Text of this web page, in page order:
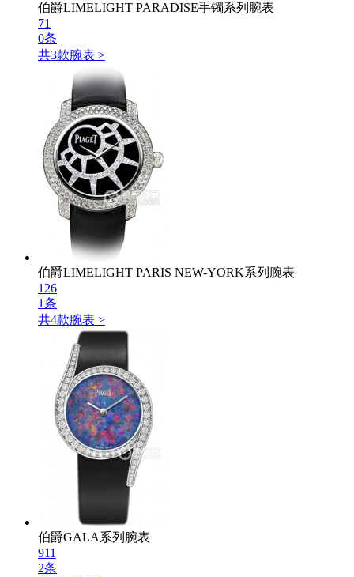
伯爵LIMELIGHT PARADISE手镯系列腕表
71
0条
共3款腕表 >
伯爵LIMELIGHT PARIS NEW-YORK系列腕表
126
1条
共4款腕表 >
伯爵GALA系列腕表
911
2条